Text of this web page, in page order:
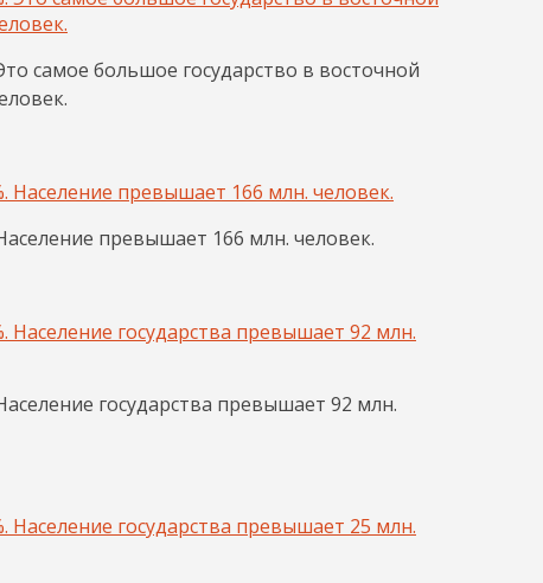
самое большое государство в восточной
превышает 166 млн. человек.
государства превышает 92 млн.